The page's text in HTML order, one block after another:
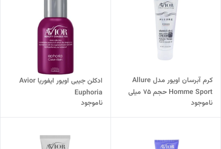
کرم آبرسان اویور مدل Allure
Homme Sport حجم 75 میلی
لیتر
ناموجود
ادکلن جیبی اویور ایفوریا Avior
Euphoria
ناموجود